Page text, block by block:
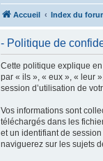
Accueil Index du
- Politique de
Cette politique explique
par « ils », « eux », « leur
session d’utilisation de
Vos informations sont
téléchargés dans les
et un identifiant de
naviguerez sur les sujets